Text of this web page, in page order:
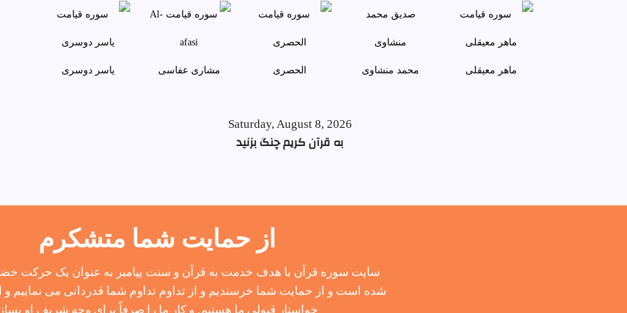
ماهر معيقلی محمد منشاوی الحصری مشاری عفاسی ياسر دوسری
Saturday, August 8, 2026
به قرآن کریم چنگ بزنید
از حمایت شما متشکرم
سایت سوره قرآن با هدف خدمت به قرآن و سنت پیامبر به عنوان یک حرکت
شده است و از حمایت شما خرسندیم و از تداوم تداوم شما قدردانی می نماییم و
خواستار قبولی ما هستیم. و کار ما را صرفاً برای وجه شریف او